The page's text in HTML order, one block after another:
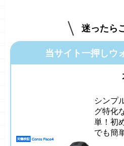
迷ったら
当サイト一押しウ
シンプ
グ特化
単！初
でも簡